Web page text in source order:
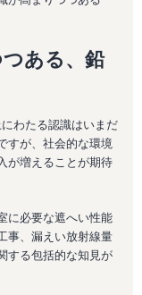
ある、鉛
にわたる認識はいまだ
すが、社会的な環境
が増えることが期待
に必要な遮へい性能
事、漏えい放射線量
する包括的な知見が